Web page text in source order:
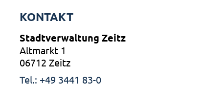
KONTAKT
Stadtverwaltung Zeitz
Altmarkt 1
06712 Zeitz
Tel.: +49 3441 83-0